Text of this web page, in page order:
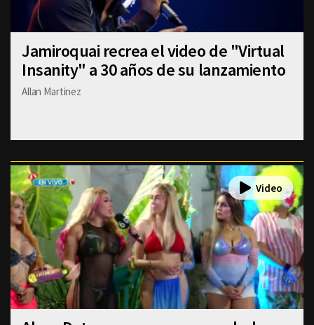
Jamiroquai recrea el video de "Virtual
Insanity" a 30 años de su lanzamiento
Allan Martinez